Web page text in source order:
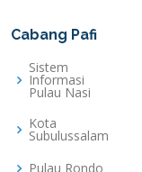
Cabang Pafi
Sistem
Informasi
Pulau Nasi
Kota
Subulussalam
Pulau Rondo